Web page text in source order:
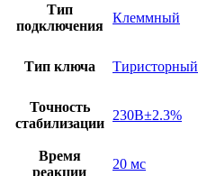
Тип
подключения
Клеммный
Тип ключа Тиристорный
Точность
стабилизации
230В±2.3%
Время
реакции
20 мс